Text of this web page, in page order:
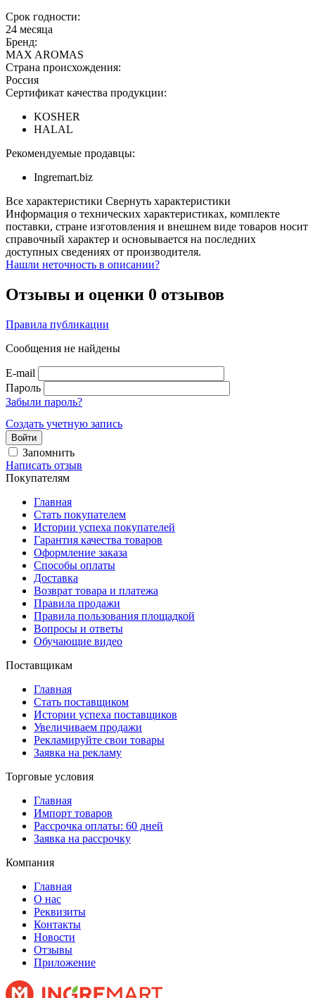
Срок годности:
24 месяца
Бренд:
MAX AROMAS
Страна происхождения:
Россия
Сертификат качества продукции:
KOSHER
HALAL
Рекомендуемые продавцы:
Ingremart.biz
Все характеристики Свернуть характеристики
Информация о технических характеристиках, комплекте
поставки, стране изготовления и внешнем виде товаров носит
справочный характер и основывается на последних
доступных сведениях от производителя.
Нашли неточность в описании?
Отзывы и оценки 0 отзывов
Правила публикации
Сообщения не найдены
E-mail
Пароль
Забыли пароль?
Создать учетную запись
Войти
Запомнить
Написать отзыв
Покупателям
Главная
Стать покупателем
Истории успеха покупателей
Гарантия качества товаров
Оформление заказа
Способы оплаты
Доставка
Возврат товара и платежа
Правила продажи
Правила пользования площадкой
Вопросы и ответы
Обучающие видео
Поставщикам
Главная
Стать поставщиком
Истории успеха поставщиков
Увеличиваем продажи
Рекламируйте свои товары
Заявка на рекламу
Торговые условия
Главная
Импорт товаров
Рассрочка оплаты: 60 дней
Заявка на рассрочку
Компания
Главная
О нас
Реквизиты
Контакты
Новости
Отзывы
Приложение